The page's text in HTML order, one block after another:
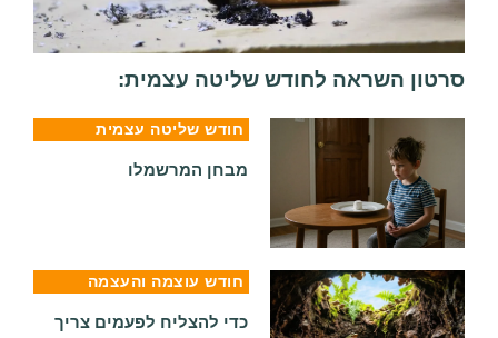
השראה לחודש שליטה עצמית:
חודש שליטה עצמית
מבחן המרשמלו
חודש עוצמה והעצמה
כדי להצליח לפעמים צריך